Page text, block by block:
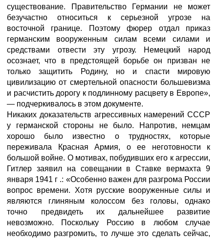
существование. Правительство Германии не может
безучастно относиться к серьезной угрозе на
восточной границе. Поэтому фюрер отдал приказ
германским вооруженным силам всеми силами и
средствами отвести эту угрозу. Немецкий народ
осознает, что в предстоящей борьбе он призван не
только защитить Родину, но и спасти мировую
цивилизацию от смертельной опасности большевизма
и расчистить дорогу к подлинному расцвету в Европе»,
— подчеркивалось в этом документе.
Никаких доказательств агрессивных намерений СССР
у германской стороны не было. Напротив, немцам
хорошо было известно о трудностях, которые
переживала Красная Армия, о ее неготовности к
большой войне. О мотивах, побудивших его к агрессии,
Гитлер заявил на совещании в Ставке вермахта 9
января 1941 г .: «Особенно важен для разгрома России
вопрос времени. Хотя русские вооруженные силы и
являются глиняным колоссом без головы, однако
точно предвидеть их дальнейшее развитие
невозможно. Поскольку Россию в любом случае
необходимо разгромить, то лучше это сделать сейчас,